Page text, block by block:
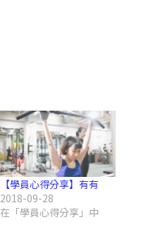
【學員心得分享】有有
2018-09-28
在「學員心得分享」中